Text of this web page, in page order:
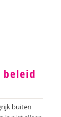
buiten